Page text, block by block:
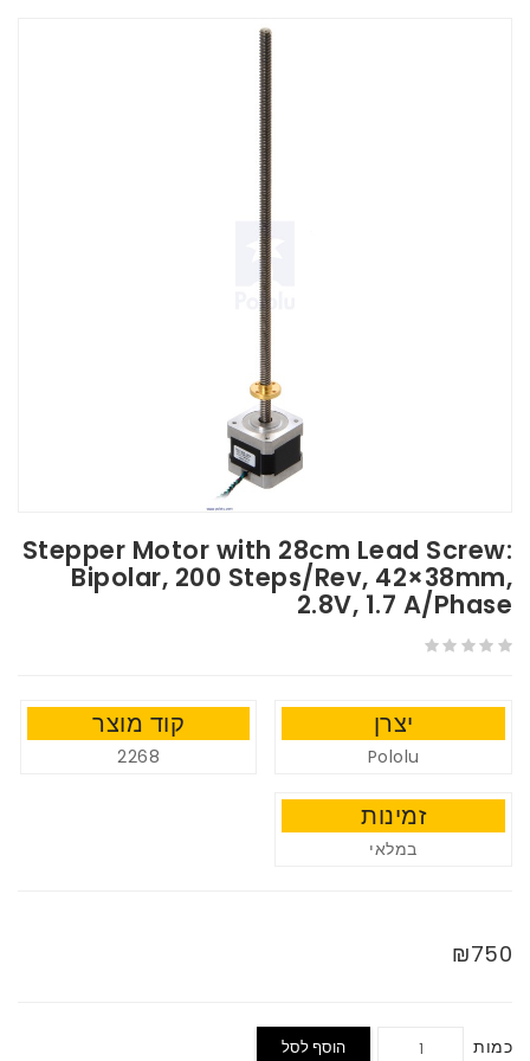
Stepper Motor with 28cm Lead Screw:
Bipolar, 200 Steps/Rev, 42×38mm,
2.8V, 1.7 A/Phase
יצרן
Pololu
קוד מוצר
2268
זמינות
במלאי
₪750
כמות הוסף לסל